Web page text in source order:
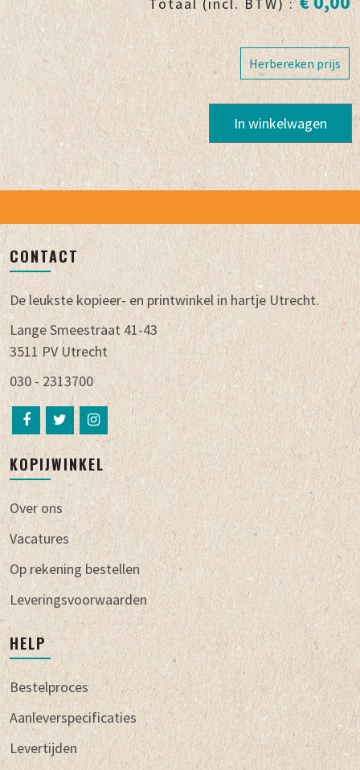
Totaal (incl. BTW) :
Herbereken prijs
In winkelwagen
CONTACT
De leukste kopieer- en printwinkel in hartje Utrecht.
Lange Smeestraat 41-43
3511 PV Utrecht
030 - 2313700
KOPIJWINKEL
Over ons
Vacatures
Op rekening bestellen
Leveringsvoorwaarden
HELP
Bestelproces
Aanleverspecificaties
Levertijden